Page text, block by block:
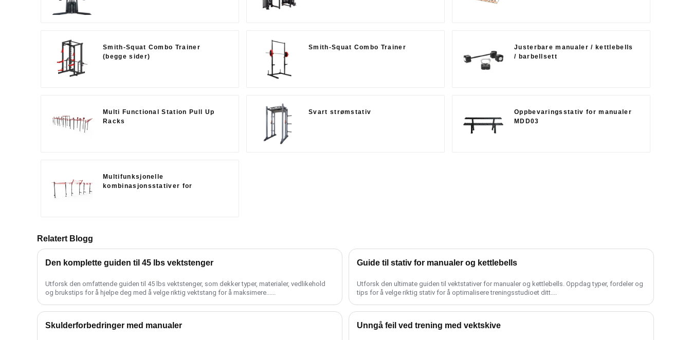
Smith-Squat Combo Trainer
(begge sider)
Smith-Squat Combo Trainer
Justerbare manualer / kettlebells
/ barbellsett
Multi Functional Station Pull Up
Racks
Svart strømstativ
Oppbevaringsstativ for manualer
MDD03
Multifunksjonelle
kombinasjonsstativer for
Relatert Blogg
Den komplette guiden til 45 lbs vektstenger
Utforsk den omfattende guiden til 45 lbs vektstenger, som dekker typer, materialer, vedlikehold
og brukstips for å hjelpe deg med å velge riktig vektstang for å maksimere......
Guide til stativ for manualer og kettlebells
Utforsk den ultimate guiden til vektstativer for manualer og kettlebells. Oppdag typer, fordeler og
tips for å velge riktig stativ for å optimalisere treningsstudioet ditt....
Skulderforbedringer med manualer Unngå feil ved trening med vektskive